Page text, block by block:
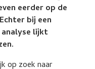
eerder op de
bij een
lijkt
op zoek naar